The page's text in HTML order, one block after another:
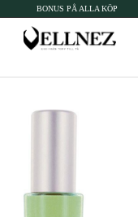
BONUS PÅ ALLA KÖP